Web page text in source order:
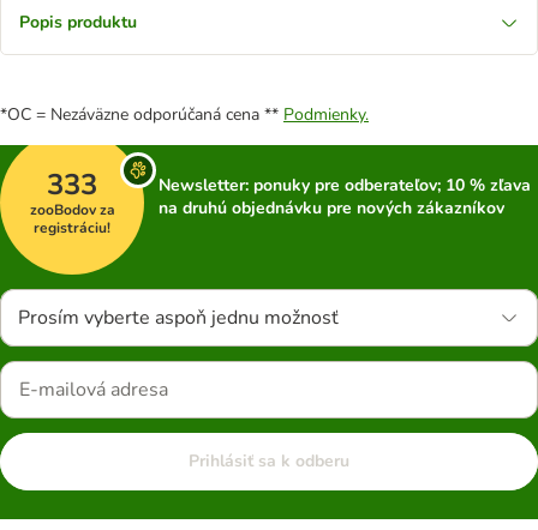
Popis produktu
*OC = Nezáväzne odporúčaná cena ** Podmienky.
333
zooBodov za
registráciu!
Newsletter: ponuky pre odberateľov; 10 % zľava
na druhú objednávku pre nových zákazníkov
Prosím vyberte aspoň jednu možnosť
Prihlásiť sa k odberu